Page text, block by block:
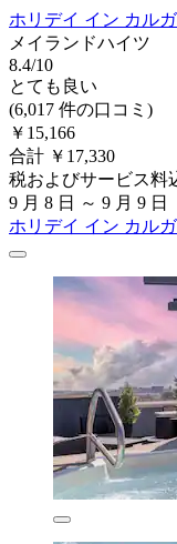
ホリデイ イン カル
メイランドハイツ
8.4/10
とても良い
(6,017 件の口コミ)
￥15,166
合計 ￥17,330
税およびサービス料
9 月 8 日 ～ 9 月 9 日
ホリデイ イン カル